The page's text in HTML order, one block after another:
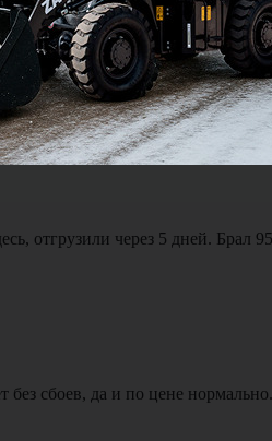
на 7. Доставка экскаватора до
отгрузили через 5 дней. Брал
без сбоев, да и по цене нормально.